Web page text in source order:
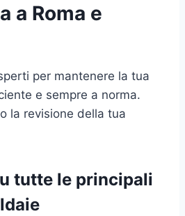
a Roma e
per mantenere la tua
e sempre a norma.
la revisione della tua
tutte le principali